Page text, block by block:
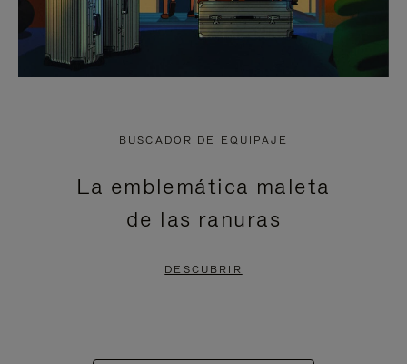
BUSCADOR DE EQUIPAJE
La emblemática maleta
de las ranuras
DESCUBRIR